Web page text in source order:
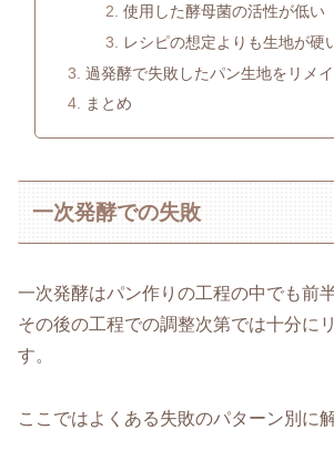
使用した酵母菌の活性が低い
レシピの想定よりも生地が硬
過発酵で失敗したパン生地をリメ
まとめ
一次発酵での失敗
一次発酵はパン作りの工程の中でも前
その後の工程での調整次第では十分に
す。
ここではよくある失敗のパターン別に